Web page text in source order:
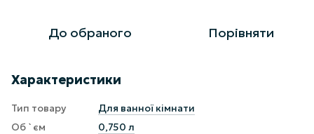
До обраного Порівняти
Характеристики
Тип товару
Для ванної кімнати
Об `єм
0,750 л